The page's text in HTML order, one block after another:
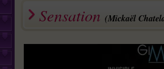
Sensation (Mickaël